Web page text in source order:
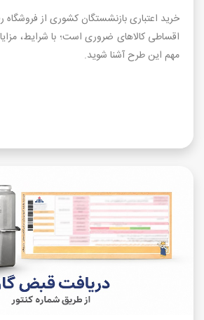
خرید اعتباری بازنشستگان کشوری از فروشگاه
اقساطی کالاهای ضروری است؛ با شرایط،
مهم این طرح آشنا شوید.